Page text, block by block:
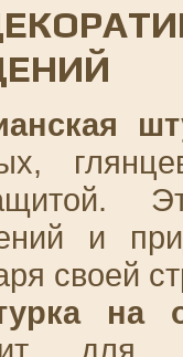
и
своей
на
для